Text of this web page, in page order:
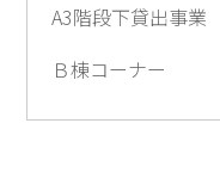
A3階段下貸出事業
Ｂ棟コーナー